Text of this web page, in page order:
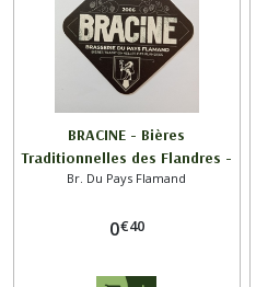
BRACINE - Bières
Traditionnelles des Flandres -
9.3x9.3cm / Brasserie du Pays
Br. Du Pays Flamand
0€40